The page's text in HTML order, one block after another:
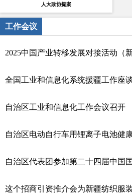
人大政协提案
工作会议
自治区工业和信息化工作会议召开